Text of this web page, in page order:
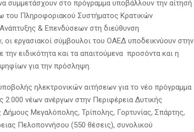
συμμετάσχουν στο πρόγραμμα υποβάλλουν την αίτησή
του Πληροφοριακού Συστήματος Κρατικών
& Επενδύσεων στη διεύθυνση
εργασιακοί σύμβουλοι του ΟΑΕΔ υποδεικνύουν στην
ειδικότητα και τα απαιτούμενα προσόντα και η
για την πρόσληψη.
ηλεκτρονικών αιτήσεων για το νέο πρόγραμμα
2.000 νέων ανέργων στην Περιφέρεια Δυτικής
Μεγαλόπολης, Τρίπολης, Γορτυνίας, Σπάρτης,
Πελοποννήσου (550 θέσεις), συνολικού